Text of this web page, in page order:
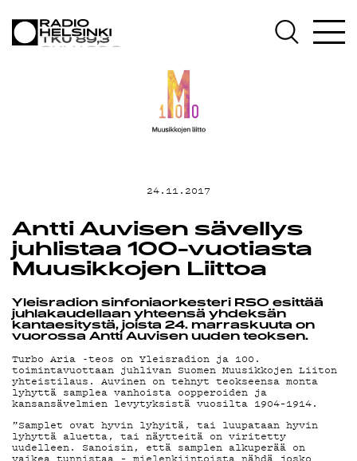
OHJELMAT
TEKIJÄT
ON-DEMAND
PODCAST
MAINOSTA
24.11.2017
Antti Auvisen sävellys
juhlistaa 100-vuotiasta
Muusikkojen Liittoa
Yleisradion sinfoniaorkesteri RSO esittää
juhlakaudellaan yhteensä yhdeksän
kantaesitystä, joista 24. marraskuuta on
vuorossa Antti Auvisen uuden teoksen.
Turbo Aria -teos on Yleisradion ja 100.
toimintavuottaan juhlivan Suomen Muusikkojen Liiton
yhteistilaus. Auvinen on tehnyt teokseensa monta
lyhyttä samplea vanhoista oopperoiden ja
kansansävelmien levytyksistä vuosilta 1904–1914.
”Samplet ovat hyvin lyhyitä, tai luupataan hyvin
lyhyttä aluetta, tai näytteitä on viritetty
uudelleen. Sanoisin, että samplen alkuperää on
vaikea tunnistaa – mielenkiintoista nähdä josko